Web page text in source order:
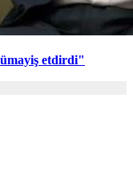
etdirdi"